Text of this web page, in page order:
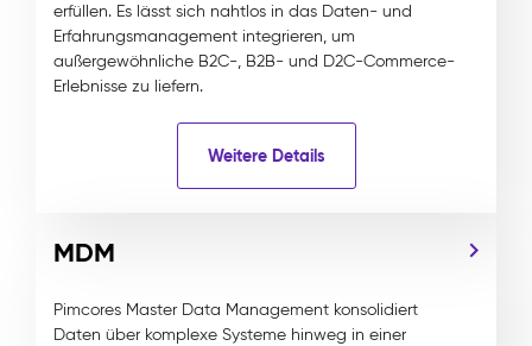
erfüllen. Es lässt sich nahtlos in das Daten- und
Erfahrungsmanagement integrieren, um
außergewöhnliche B2C-, B2B- und D2C-Commerce-
Erlebnisse zu liefern.
Weitere Details
MDM
Pimcores Master Data Management konsolidiert
Daten über komplexe Systeme hinweg in einer